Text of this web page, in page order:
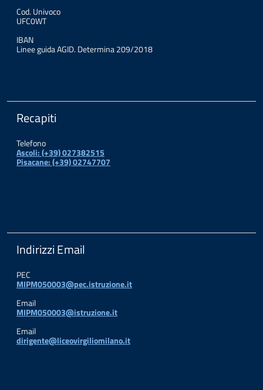
Cod. Univoco
UFC0WT
IBAN
Linee guida AGID. Determina 209/2018
Recapiti
Telefono
Ascoli: (+39) 027382515
Pisacane: (+39) 02747707
Indirizzi Email
PEC
MIPM050003@pec.istruzione.it
Email
MIPM050003@istruzione.it
Email
dirigente@liceovirgiliomilano.it